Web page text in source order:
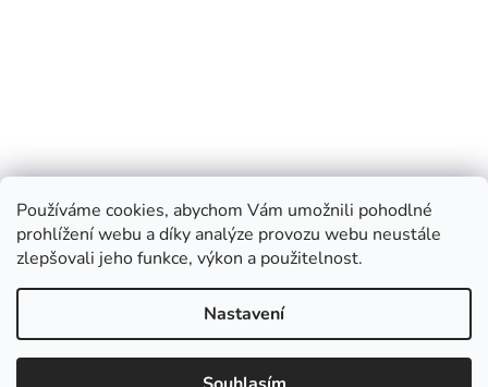
Používáme cookies, abychom Vám umožnili pohodlné
prohlížení webu a díky analýze provozu webu neustále
zlepšovali jeho funkce, výkon a použitelnost.
Nastavení